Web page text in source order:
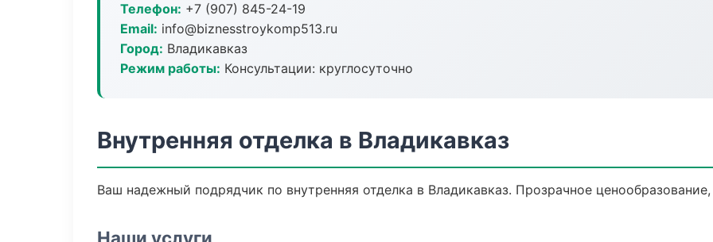
Телефон: +7 (907) 845-24-19
Email: info@biznesstroykomp513.ru
Город: Владикавказ
Режим работы: Консультации: круглосуточно
Внутренняя отделка в Владикавказ
Ваш надежный подрядчик по внутренняя отделка в Владикавказ. Прозрачное
Наши услуги